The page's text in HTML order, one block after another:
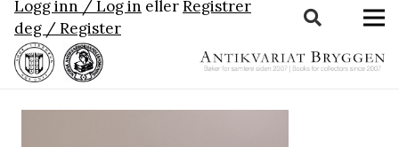
Logg inn / Log in ellerRegistrer
deg / Register